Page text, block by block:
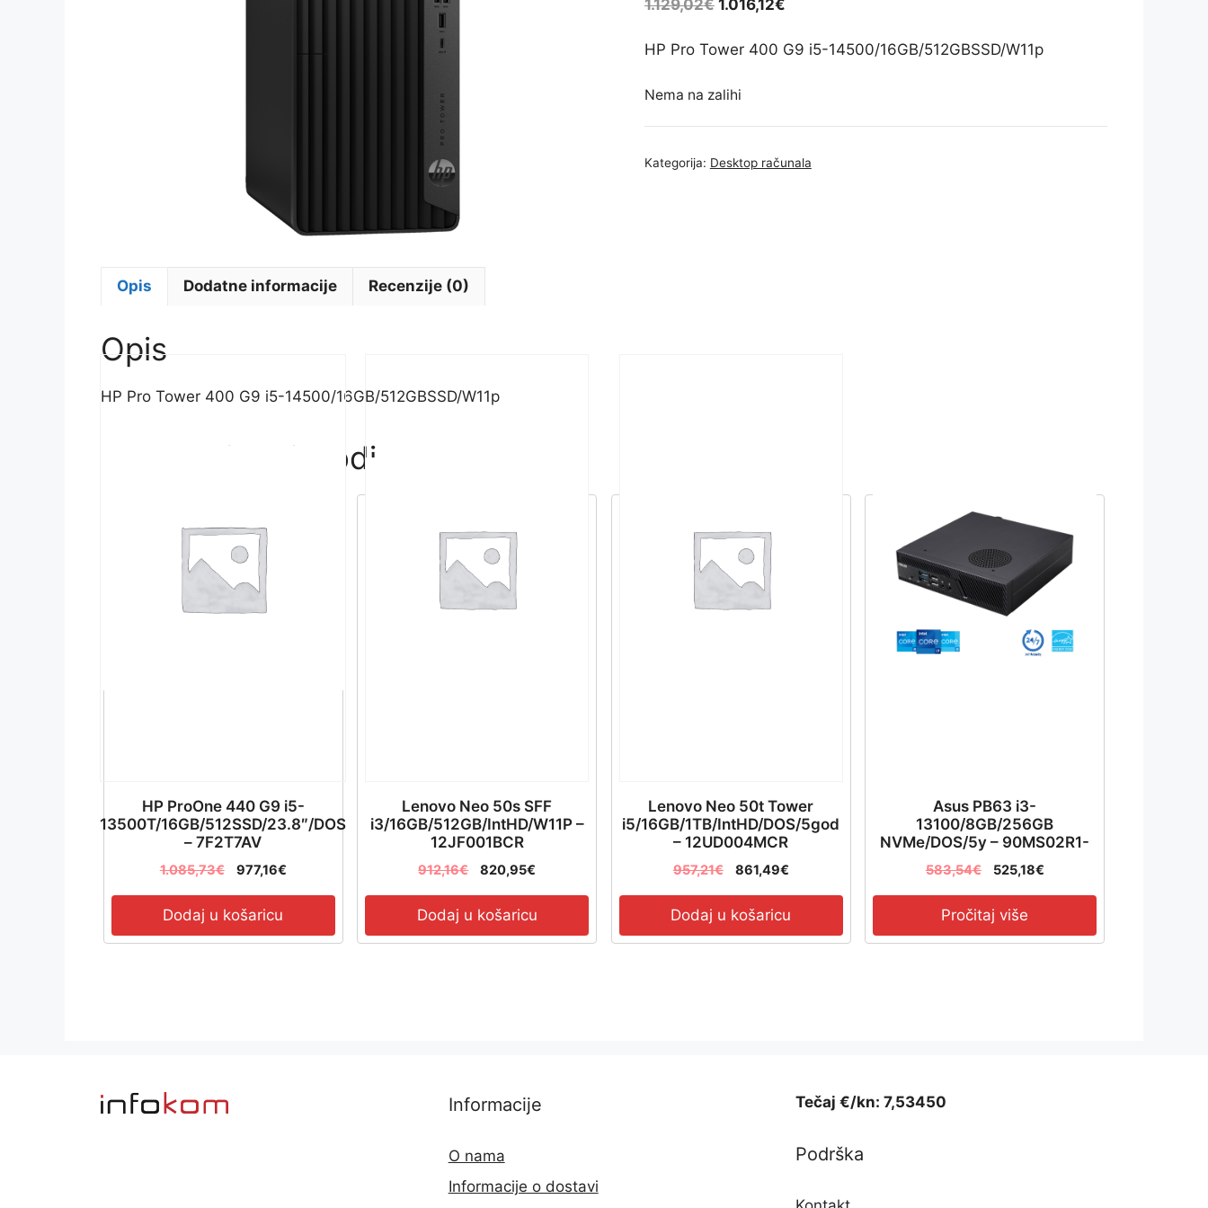
1.129,02€ 1.016,12€
HP Pro Tower 400 G9 i5-14500/16GB/512GBSSD/W11p
Nema na zalihi
Kategorija: Desktop računala
Opis Dodatne informacije Recenzije (0)
Opis
HP Pro Tower 400 G9 i5-14500/16GB/512GBSSD/W11p
Povezani proizvodi
HP ProOne 440 G9 i5-
13500T/16GB/512SSD/23.8″/DOS
– 7F2T7AV
1.085,73€ 977,16€
Dodaj u košaricu
Lenovo Neo 50s SFF
i3/16GB/512GB/IntHD/W11P –
12JF001BCR
912,16€ 820,95€
Dodaj u košaricu
Lenovo Neo 50t Tower
i5/16GB/1TB/IntHD/DOS/5god
– 12UD004MCR
957,21€ 861,49€
Dodaj u košaricu
Asus PB63 i3-
13100/8GB/256GB
NVMe/DOS/5y – 90MS02R1-
M000E0
583,54€ 525,18€
Pročitaj više
Informacije
O nama
Informacije o dostavi
Tečaj €/kn: 7,53450
Podrška